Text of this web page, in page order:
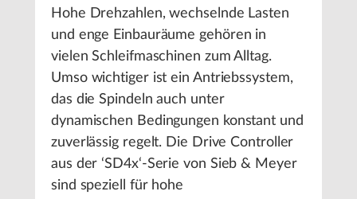
Hohe Drehzahlen, wechselnde Lasten
und enge Einbauräume gehören in
vielen Schleifmaschinen zum Alltag.
Umso wichtiger ist ein Antriebssystem,
das die Spindeln auch unter
dynamischen Bedingungen konstant und
zuverlässig regelt. Die Drive Controller
aus der ‘SD4x‘-Serie von Sieb & Meyer
sind speziell für hohe